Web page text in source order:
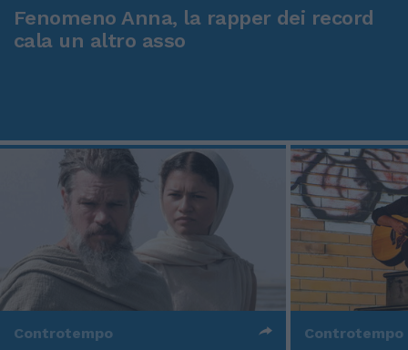
Fenomeno Anna, la rapper dei record
cala un altro asso
Controtempo Controtempo